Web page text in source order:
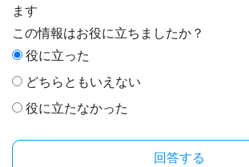
ます
この情報はお役に立ちましたか？
役に立った
どちらともいえない
役に立たなかった